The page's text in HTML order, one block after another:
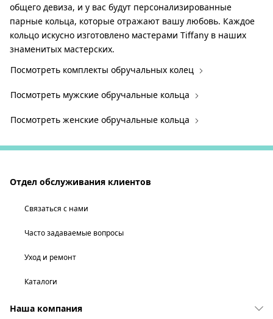
общего девиза, и у вас будут персонализированные
парные кольца, которые отражают вашу любовь. Каждое
кольцо искусно изготовлено мастерами Tiffany в наших
знаменитых мастерских.
Посмотреть комплекты обручальных колец
Посмотреть мужские обручальные кольца
Посмотреть женские обручальные кольца
Отдел обслуживания клиентов
Связаться с нами
Часто задаваемые вопросы
Уход и ремонт
Каталоги
Наша компания